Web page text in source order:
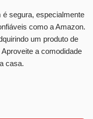
segura, especialmente
como a Amazon.
um produto de
a comodidade
casa.